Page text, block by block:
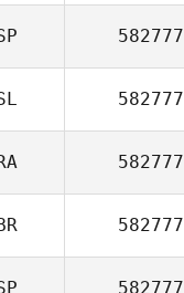
582777
582777
582777
582777
582777